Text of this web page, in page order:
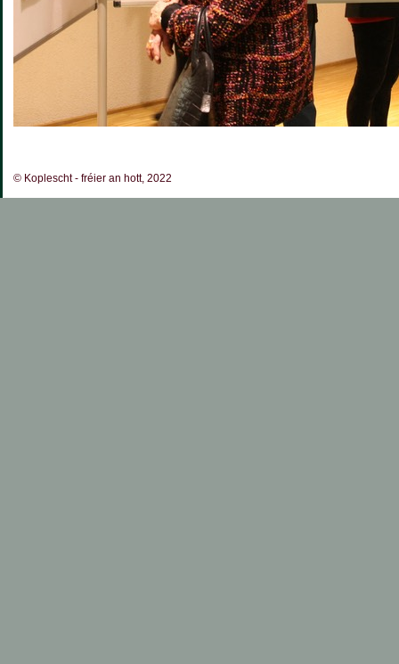
© Koplescht - fréier an hott, 2022